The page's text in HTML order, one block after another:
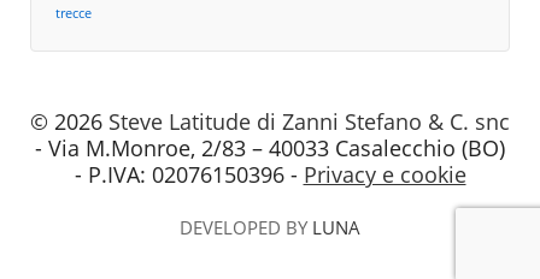
trecce
© 2026 Steve Latitude di Zanni Stefano & C. snc
- Via M.Monroe, 2/83 – 40033 Casalecchio (BO)
- P.IVA: 02076150396 - Privacy e cookie
DEVELOPED BY LUNA